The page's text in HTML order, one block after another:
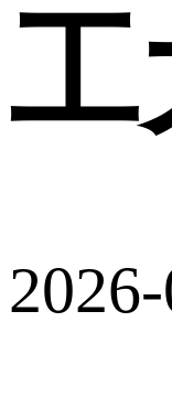
工